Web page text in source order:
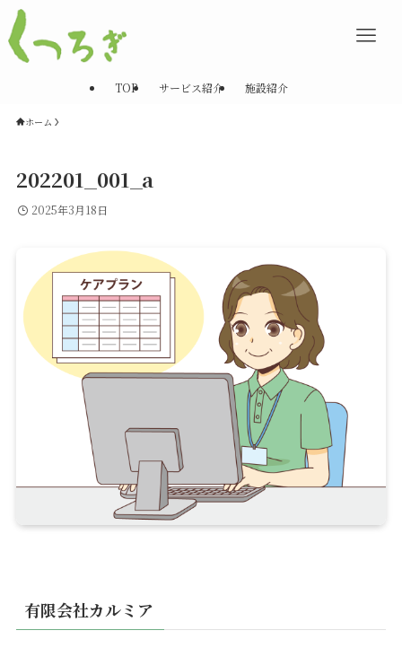
TOP サービス紹介 施設紹介
ホーム
202201_001_a
2025年3月18日
有限会社カルミア